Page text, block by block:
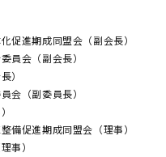
促進期成同盟会（副会長）
員会（副会長）
）
会（副委員長）
備促進期成同盟会（理事）
事）